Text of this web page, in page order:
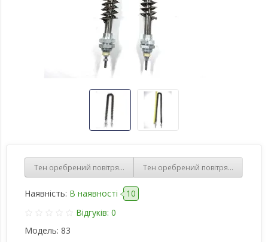
Тен оребрений повітряний, 1Квт гнутий, 220В, різьблення 16 мм
Тен оребрений повітряний, 2,5
Наявність: В наявності
10
Відгуків: 0
Модель: 83